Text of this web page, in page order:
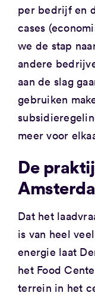
per bedrijf en
cases
we de stap
andere
aan de slag
gebruiken
meer voor
De
Dat het
is van heel
energie laat
het Food
terrein in het